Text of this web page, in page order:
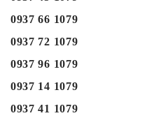
0937 66 1079
0937 72 1079
0937 96 1079
0937 14 1079
0937 41 1079